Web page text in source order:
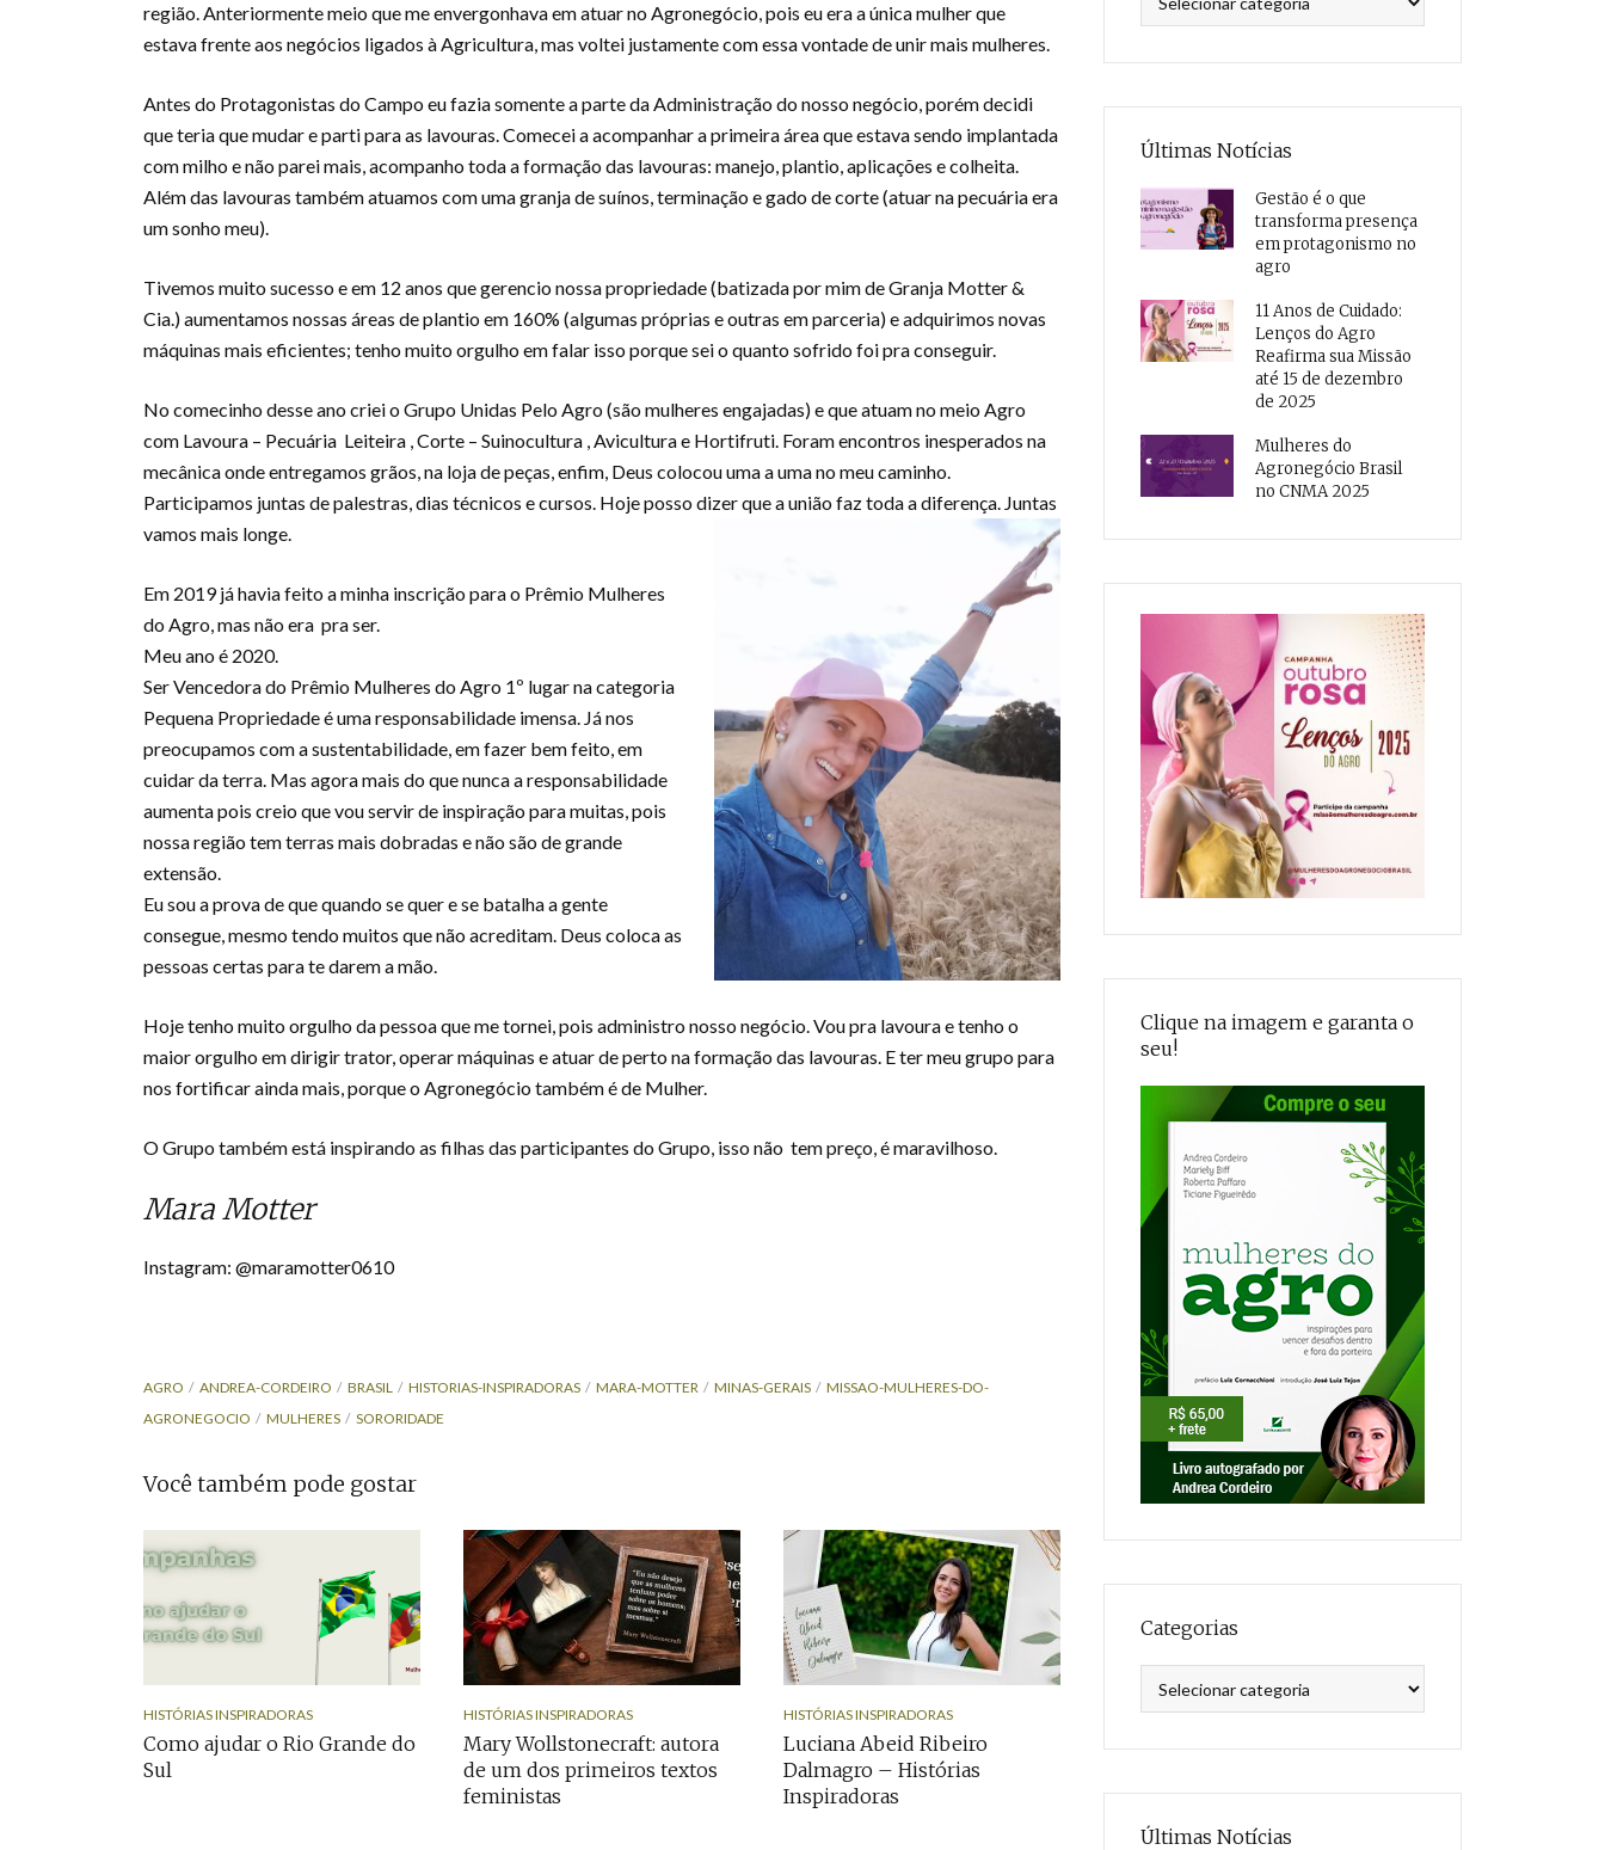
região. Anteriormente meio que me envergonhava em atuar no Agronegócio, pois eu era a única mulher que
estava frente aos negócios ligados à Agricultura, mas voltei justamente com essa vontade de unir mais mulheres.
Antes do Protagonistas do Campo eu fazia somente a parte da Administração do nosso negócio, porém decidi
que teria que mudar e parti para as lavouras. Comecei a acompanhar a primeira área que estava sendo implantada
com milho e não parei mais, acompanho toda a formação das lavouras: manejo, plantio, aplicações e colheita.
Além das lavouras também atuamos com uma granja de suínos, terminação e gado de corte (atuar na pecuária era
um sonho meu).
Tivemos muito sucesso e em 12 anos que gerencio nossa propriedade (batizada por mim de Granja Motter &
Cia.) aumentamos nossas áreas de plantio em 160% (algumas próprias e outras em parceria) e adquirimos novas
máquinas mais eficientes; tenho muito orgulho em falar isso porque sei o quanto sofrido foi pra conseguir.
No comecinho desse ano criei o Grupo Unidas Pelo Agro (são mulheres engajadas) e que atuam no meio Agro
com Lavoura – Pecuária Leiteira , Corte – Suinocultura , Avicultura e Hortifruti. Foram encontros inesperados na
mecânica onde entregamos grãos, na loja de peças, enfim, Deus colocou uma a uma no meu caminho.
Participamos juntas de palestras, dias técnicos e cursos. Hoje posso dizer que a união faz toda a diferença. Juntas
vamos mais longe.
Em 2019 já havia feito a minha inscrição para o Prêmio Mulheres
do Agro, mas não era pra ser.
Meu ano é 2020.
Ser Vencedora do Prêmio Mulheres do Agro 1º lugar na categoria
Pequena Propriedade é uma responsabilidade imensa. Já nos
preocupamos com a sustentabilidade, em fazer bem feito, em
cuidar da terra. Mas agora mais do que nunca a responsabilidade
aumenta pois creio que vou servir de inspiração para muitas, pois
nossa região tem terras mais dobradas e não são de grande
extensão.
Eu sou a prova de que quando se quer e se batalha a gente
consegue, mesmo tendo muitos que não acreditam. Deus coloca as
pessoas certas para te darem a mão.
Hoje tenho muito orgulho da pessoa que me tornei, pois administro nosso negócio. Vou pra lavoura e tenho o
maior orgulho em dirigir trator, operar máquinas e atuar de perto na formação das lavouras. E ter meu grupo para
nos fortificar ainda mais, porque o Agronegócio também é de Mulher.
O Grupo também está inspirando as filhas das participantes do Grupo, isso não tem preço, é maravilhoso.
Mara Motter
Instagram: @maramotter0610
AGRO ANDREA-CORDEIRO BRASIL HISTORIAS-INSPIRADORAS MARA-MOTTER MINAS-GERAIS
MISSAO-MULHERES-DO-
AGRONEGOCIO
MULHERES SORORIDADE
Você também pode gostar
HISTÓRIAS INSPIRADORAS
Como ajudar o Rio Grande do
Sul
HISTÓRIAS INSPIRADORAS
Mary Wollstonecraft: autora
de um dos primeiros textos
feministas
HISTÓRIAS INSPIRADORAS
Luciana Abeid Ribeiro
Dalmagro – Histórias
Inspiradoras
Últimas Notícias
Gestão é o que
transforma presença
em protagonismo no
agro
11 Anos de Cuidado:
Lenços do Agro
Reafirma sua Missão
até 15 de dezembro
de 2025
Mulheres do
Agronegócio Brasil
no CNMA 2025
Clique na imagem e garanta o
seu!
Categorias
Últimas Notícias